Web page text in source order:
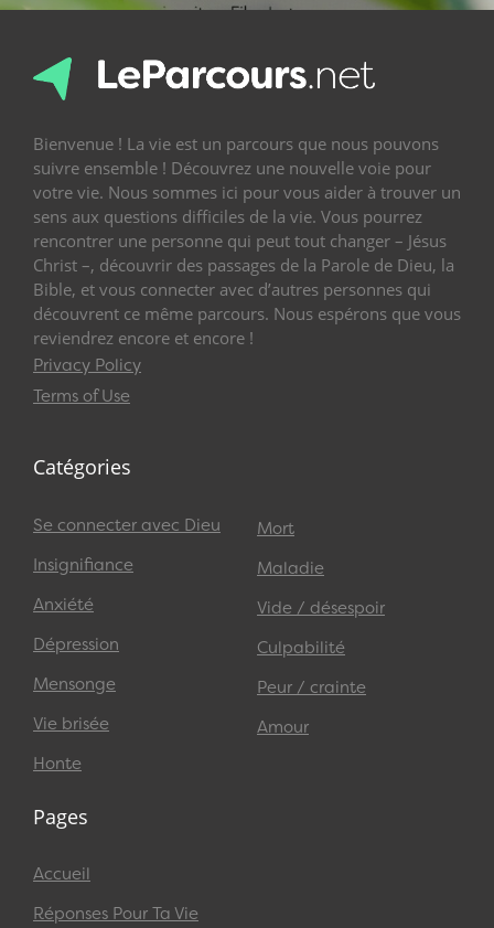
Bienvenue ! La vie est un parcours que nous pouvons
suivre ensemble ! Découvrez une nouvelle voie pour
votre vie. Nous sommes ici pour vous aider à trouver un
sens aux questions difficiles de la vie. Vous pourrez
rencontrer une personne qui peut tout changer – Jésus
Christ –, découvrir des passages de la Parole de Dieu, la
Bible, et vous connecter avec d’autres personnes qui
découvrent ce même parcours. Nous espérons que vous
reviendrez encore et encore !
Privacy Policy
Terms of Use
Catégories
Se connecter avec Dieu
Insignifiance
Anxiété
Dépression
Mensonge
Vie brisée
Honte
Mort
Maladie
Vide / désespoir
Culpabilité
Peur / crainte
Amour
Pages
Accueil
Réponses Pour Ta Vie